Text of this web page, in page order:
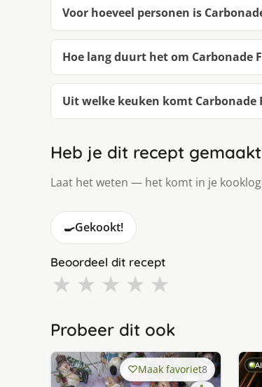
Voor hoeveel personen is
Hoe lang duurt het om Carbonade
Uit welke keuken komt Carbonade
Heb je dit recept
Laat het weten — het komt in je
🍳Gekookt!
Beoordeel dit recept
★ ★ ★ ★ ★
Probeer dit ook
Maak favoriet8